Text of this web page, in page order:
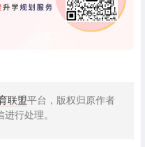
联盟平台，版权归原作者
行处理。